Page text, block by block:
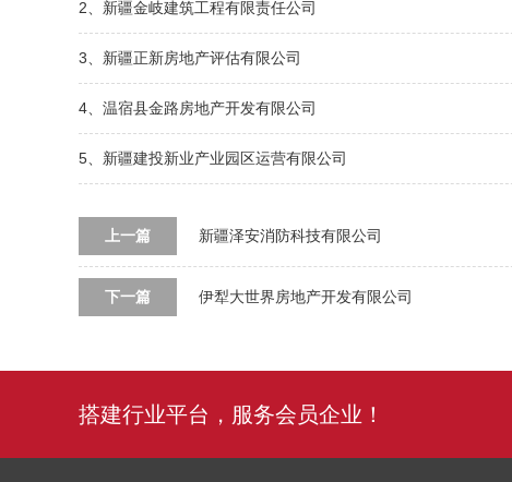
2、新疆金岐建筑工程有限责任公司
3、新疆正新房地产评估有限公司
4、温宿县金路房地产开发有限公司
5、新疆建投新业产业园区运营有限公司
上一篇 新疆泽安消防科技有限公司
下一篇 伊犁大世界房地产开发有限公司
搭建行业平台，服务会员企业！